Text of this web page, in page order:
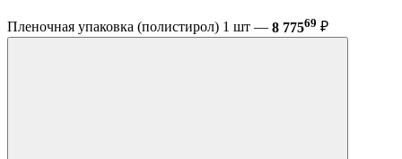
Пленочная упаковка (полистирол) 1 шт — 8 77569 ₽